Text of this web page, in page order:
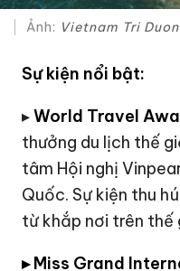
Ảnh: Vietnam Tri
Sự kiện nổi bật:
▸World Travel
thưởng du lịch thế
tâm Hội nghị
Quốc. Sự kiện thu
từ khắp nơi trên thế
▸ Miss Grand